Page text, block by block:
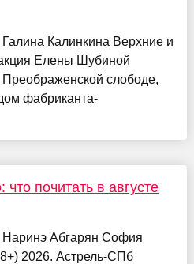
Калинкина Верхние и
Елены Шубиной
слободе,
фабриканта-
почитать в августе
Абгарян София
2026. Астрель-СПб